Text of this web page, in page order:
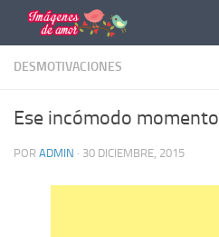
Saltar al contenido
DESMOTIVACIONES
Ese incómodo momento
POR ADMIN · 30 DICIEMBRE, 2015